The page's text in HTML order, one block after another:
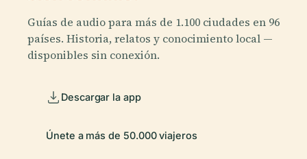
Guías de audio para más de 1.100 ciudades en 96
países. Historia, relatos y conocimiento local —
disponibles sin conexión.
Descargar la app
Únete a más de 50.000 viajeros